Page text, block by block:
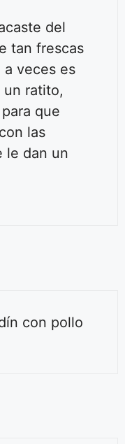
del
tan frescas
a veces es
un ratito,
que
las
le dan un
con pollo